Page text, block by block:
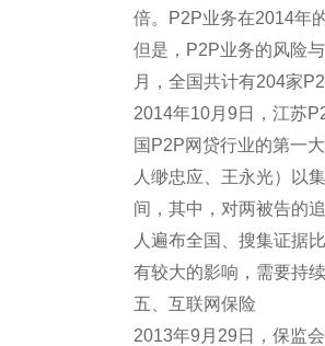
倍。P2P业务在2014年
但是，P2P业务的风险
月，全国共计有204家
2014年10月9日，江苏
国P2P网贷行业的第一
人缈忠应、王永光）以
间，其中，对两被告的
人遍布全国、搜集证据
有较大的影响，需要持续
五、互联网保险
2013年9月29日，保监